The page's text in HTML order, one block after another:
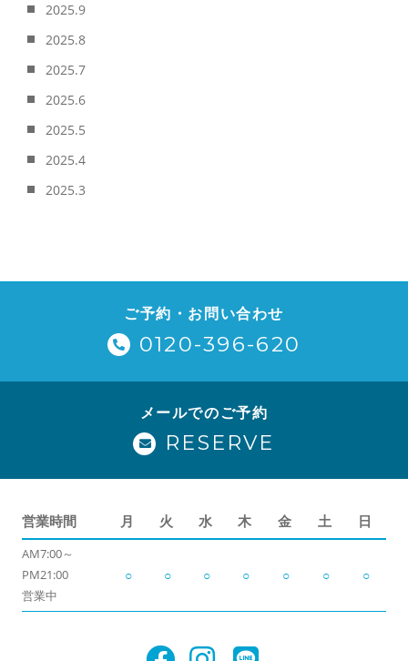
2025.9
2025.8
2025.7
2025.6
2025.5
2025.4
2025.3
ご予約・お問い合わせ
0120-396-620
メールでのご予約
RESERVE
営業時間 月 火 水 木 金 土 日
AM7:00～
PM21:00
営業中
○ ○ ○ ○ ○ ○ ○